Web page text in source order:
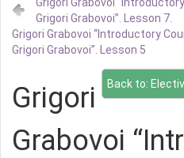
Grigori Grabovoi”. Lesson 7.
Grigori Grabovoi “Introductory
Grigori Grabovoi”. Lesson 5
Back to:
Grigori
Grabovoi